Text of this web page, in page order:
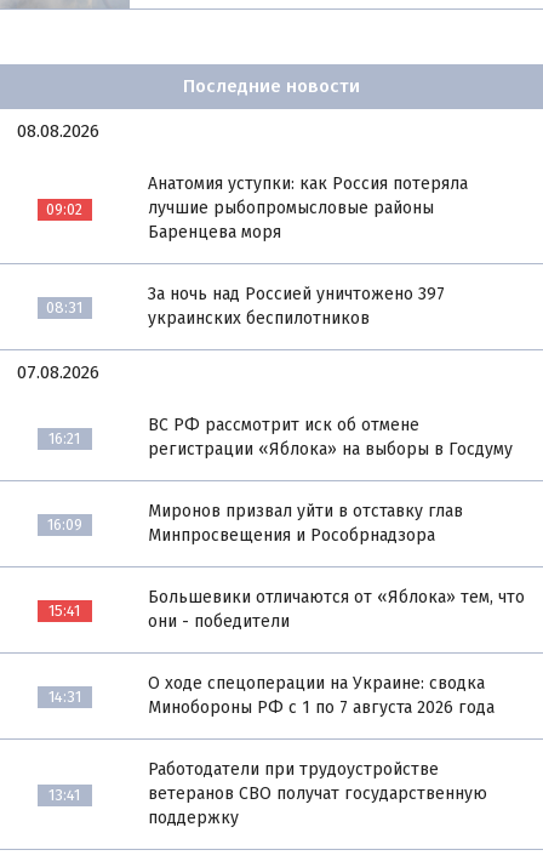
Последние новости
08.08.2026
09:02
Анатомия уступки: как Россия потеряла
лучшие рыбопромысловые районы
Баренцева моря
08:31
За ночь над Россией уничтожено 397
украинских беспилотников
07.08.2026
16:21
ВС РФ рассмотрит иск об отмене
регистрации «Яблока» на выборы в Госдуму
16:09
Миронов призвал уйти в отставку глав
Минпросвещения и Рособрнадзора
15:41
Большевики отличаются от «Яблока» тем, что
они - победители
14:31
О ходе спецоперации на Украине: сводка
Минобороны РФ с 1 по 7 августа 2026 года
13:41
Работодатели при трудоустройстве
ветеранов СВО получат государственную
поддержку